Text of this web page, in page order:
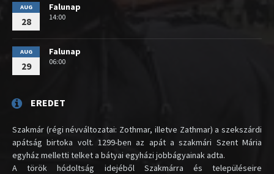
AUG
28
Falunap
14:00
AUG
29
Falunap
06:00
EREDET
Szakmár (régi névváltozatai: Zothmar, illetve Zathmar) a szekszárdi
apátság birtoka volt. 1299-ben az apát a szakmári Szent Mária
egyház melletti telket a bátyai egyházi jobbágyainak adta.
A török hódoltság idejéből Szakmárra és településeire